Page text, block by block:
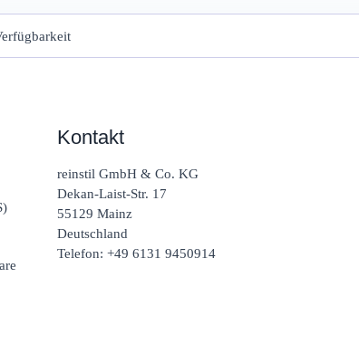
Kontakt
reinstil GmbH & Co. KG
Dekan-Laist-Str. 17
55129 Mainz
Deutschland
Telefon: +49 6131 9450914